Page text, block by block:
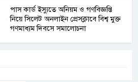
পাস কার্ড ইস্যুতে অনিয়ম ও গণবিজ্ঞপ্তি
নিয়ে সিলেট অনলাইন প্রেসক্লাবে বিশ্ব মুক্ত
গণমাধ্যম দিবসে সমালোচনা